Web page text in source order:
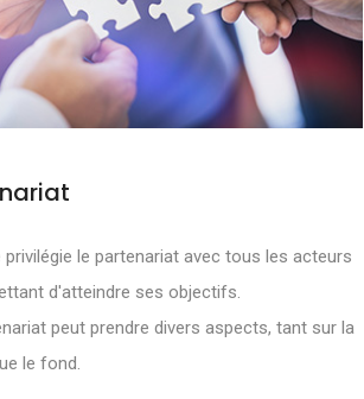
privilégie le partenariat avec tous les acteurs
d'atteindre ses objectifs.
peut prendre divers aspects, tant sur la
le fond.